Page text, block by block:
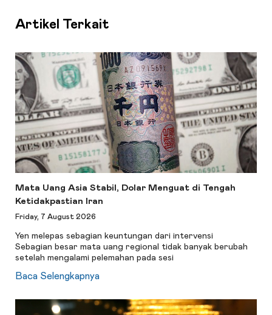
Artikel Terkait
Mata Uang Asia Stabil, Dolar Menguat di Tengah
Ketidakpastian Iran
Friday, 7 August 2026
Yen melepas sebagian keuntungan dari intervensi
Sebagian besar mata uang regional tidak banyak berubah
setelah mengalami pelemahan pada sesi
Baca Selengkapnya